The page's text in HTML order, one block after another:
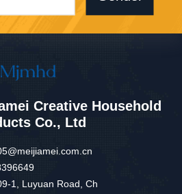
Creative Household
Co., Ltd
1, Luyuan Road, Ch